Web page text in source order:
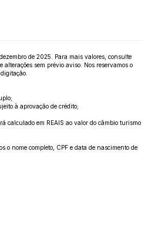
de 2025. Para mais valores, consulte
sem prévio aviso. Nos reservamos o
à aprovação de crédito;
calculado em REAIS ao valor do câmbio turismo
o nome completo, CPF e data de nascimento de